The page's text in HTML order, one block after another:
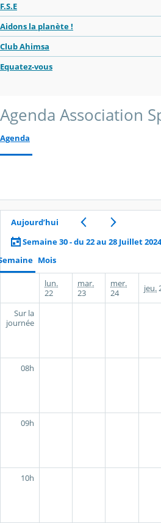
F.S.E
Aidons la planète !
Club Ahimsa
Equatez-vous
Agenda Association
Agenda
Aujourd’hui
Semaine 30 - du 22 au 28 Juillet 2024
Mois
lun.
22
mar.
23
mer.
24
jeu.
Sur la
journée
08h
09h
10h